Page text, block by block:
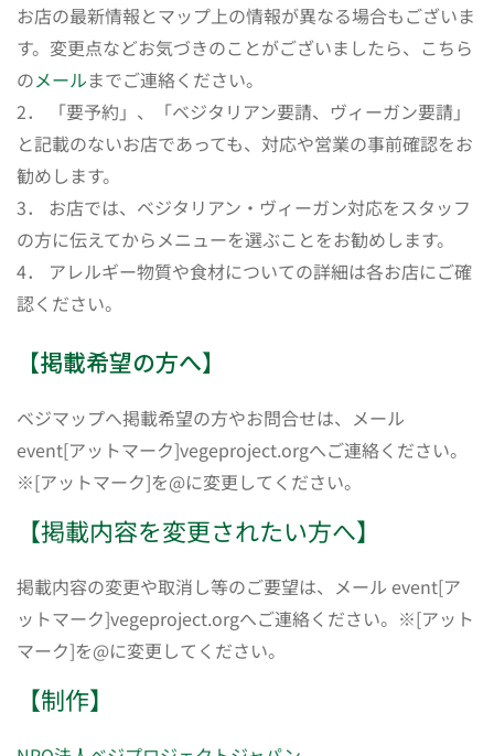
お店の最新情報とマップ上の情報が異なる場合もございま
す。変更点などお気づきのことがございましたら、こちら
のメールまでご連絡ください。
2． 「要予約」、「ベジタリアン要請、ヴィーガン要請」
と記載のないお店であっても、対応や営業の事前確認をお
勧めします。
3． お店では、ベジタリアン・ヴィーガン対応をスタッフ
の方に伝えてからメニューを選ぶことをお勧めします。
4． アレルギー物質や食材についての詳細は各お店にご確
認ください。
【掲載希望の方へ】
ベジマップへ掲載希望の方やお問合せは、メール
event[アットマーク]vegeproject.orgへご連絡ください。
※[アットマーク]を@に変更してください。
【掲載内容を変更されたい方へ】
掲載内容の変更や取消し等のご要望は、メール event[ア
ットマーク]vegeproject.orgへご連絡ください。※[アット
マーク]を@に変更してください。
【制作】